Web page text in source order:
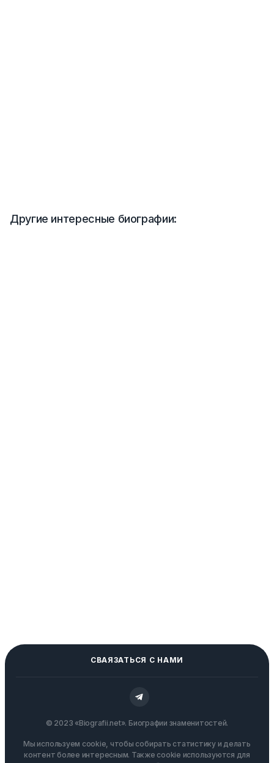
Другие интересные биографии:
СВАЯЗАТЬСЯ С НАМИ
© 2023 «Biografii.net». Биографии знаменитостей.
Мы используем cookie, чтобы собирать статистику и делать
контент более интересным. Также cookie используются для